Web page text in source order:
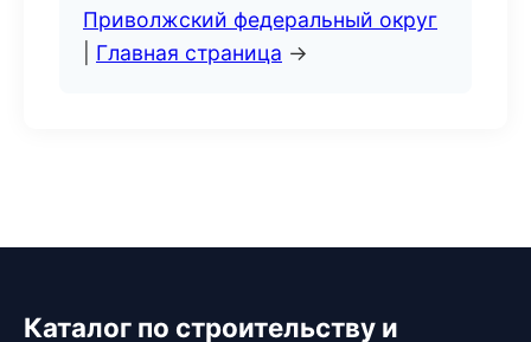
Приволжский федеральный округ
Главная страница →
Каталог по строительству и